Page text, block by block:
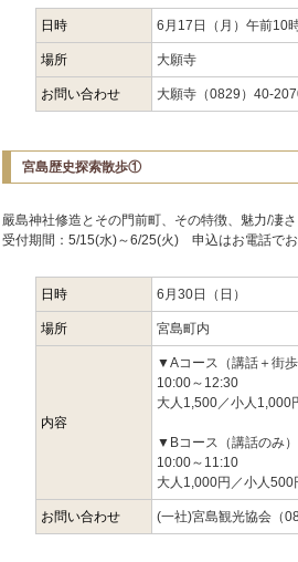
日時 6月17日（月）午前10
場所 大願寺
お問い合わせ 大願寺（0829）40-
宮島歴史探索散歩①
嚴島神社修造とその門前町、その特徴、魅力/凄
受付期間：5/15(水)～6/25(火) 申込はお電話で
日時 6月30日（日）
場所 宮島町内
内容
▼Aコース（講話＋街
10:00～12:30
大人1,500／小人1,000
▼Bコース（講話のみ）
10:00～11:10
大人1,000円／小人500
お問い合わせ (一社)宮島観光協会（